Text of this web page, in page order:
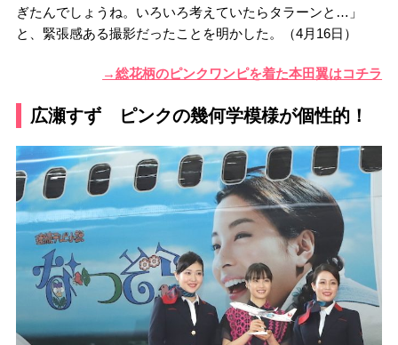
ぎたんでしょうね。いろいろ考えていたらタラーンと…」
と、緊張感ある撮影だったことを明かした。（4月16日）
→総花柄のピンクワンピを着た本田翼はコチラ
広瀬すず ピンクの幾何学模様が個性的！